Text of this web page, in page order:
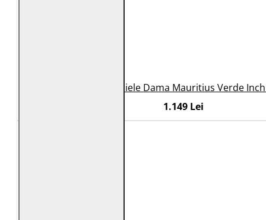
Geaca Lunga de Piele Dama Mauritius Verde
1.149 Lei